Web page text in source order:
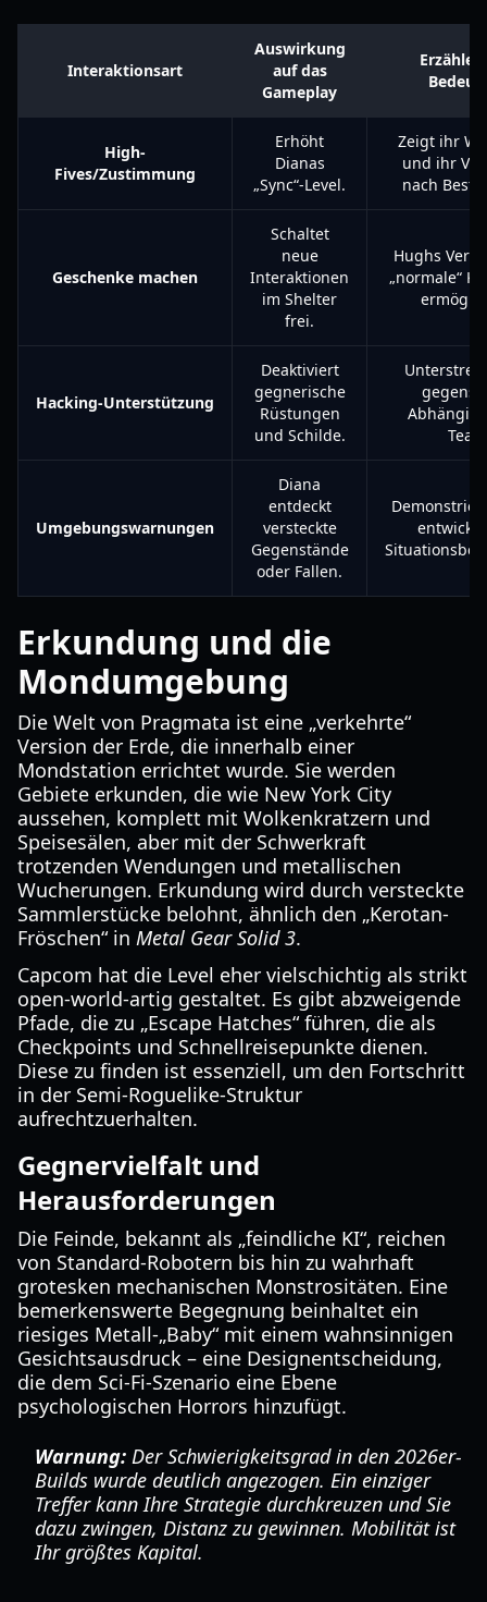
Interaktionsart
Auswirkung
auf das
Gameplay
High-
Fives/Zustimmung
Erhöht
Dianas
„Sync“-Level.
Zeigt ihr
und ihr
nach
Geschenke machen
Schaltet
neue
Interaktionen
im Shelter
frei.
Hughs
„normale“
Hacking-Unterstützung
Deaktiviert
gegnerische
Rüstungen
und Schilde.
Umgebungswarnungen
Diana
entdeckt
versteckte
Gegenstände
oder Fallen.
Erkundung und die
Mondumgebung
Die Welt von Pragmata ist eine „verkehrte“
Version der Erde, die innerhalb einer
Mondstation errichtet wurde. Sie werden
Gebiete erkunden, die wie New York City
aussehen, komplett mit Wolkenkratzern und
Speisesälen, aber mit der Schwerkraft
trotzenden Wendungen und metallischen
Wucherungen. Erkundung wird durch versteckte
Sammlerstücke belohnt, ähnlich den „Kerotan-
Fröschen“ in Metal Gear Solid 3.
Capcom hat die Level eher vielschichtig als strikt
open-world-artig gestaltet. Es gibt abzweigende
Pfade, die zu „Escape Hatches“ führen, die als
Checkpoints und Schnellreisepunkte dienen.
Diese zu finden ist essenziell, um den Fortschritt
in der Semi-Roguelike-Struktur
aufrechtzuerhalten.
Gegnervielfalt und
Herausforderungen
Die Feinde, bekannt als „feindliche KI“, reichen
von Standard-Robotern bis hin zu wahrhaft
grotesken mechanischen Monstrositäten. Eine
bemerkenswerte Begegnung beinhaltet ein
riesiges Metall-„Baby“ mit einem wahnsinnigen
Gesichtsausdruck – eine Designentscheidung,
die dem Sci-Fi-Szenario eine Ebene
psychologischen Horrors hinzufügt.
Warnung: Der Schwierigkeitsgrad in den 2026er-
Builds wurde deutlich angezogen. Ein einziger
Treffer kann Ihre Strategie durchkreuzen und Sie
dazu zwingen, Distanz zu gewinnen. Mobilität ist
Ihr größtes Kapital.